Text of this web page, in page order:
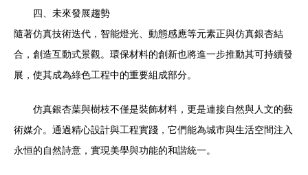
四、未來發展趨勢
隨著仿真技術迭代，智能燈光、動態感應等元素正與仿真銀杏結
合，創造互動式景觀。環保材料的創新也將進一步推動其可持續發
展，使其成為綠色工程中的重要組成部分。
仿真銀杏葉與樹枝不僅是裝飾材料，更是連接自然與人文的藝
術媒介。通過精心設計與工程實踐，它們能為城市與生活空間注入
永恒的自然詩意，實現美學與功能的和諧統一。